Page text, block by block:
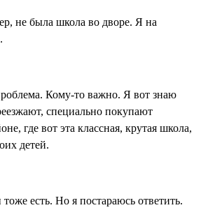
не была школа во дворе. Я на
Кому-то важно. Я вот знаю
специально покупают
где вот эта классная, крутая школа,
детей.
есть. Но я постараюсь ответить.